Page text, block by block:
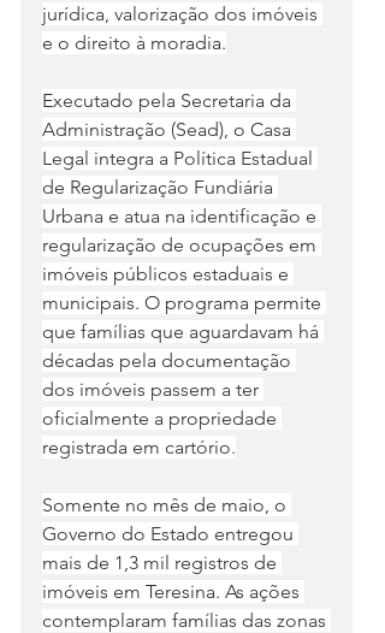
jurídica, valorização dos imóveis
e o direito à moradia.
Executado pela Secretaria da
Administração (Sead), o Casa
Legal integra a Política Estadual
de Regularização Fundiária
Urbana e atua na identificação e
regularização de ocupações em
imóveis públicos estaduais e
municipais. O programa permite
que famílias que aguardavam há
décadas pela documentação
dos imóveis passem a ter
oficialmente a propriedade
registrada em cartório.
Somente no mês de maio, o
Governo do Estado entregou
mais de 1,3 mil registros de
imóveis em Teresina. As ações
contemplaram famílias das zonas